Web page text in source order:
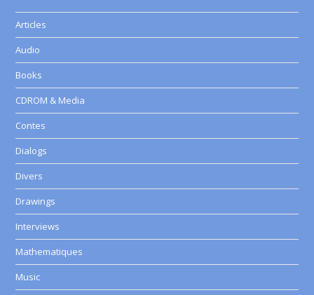
Articles
Audio
Books
CDROM & Media
Contes
Dialogs
Divers
Drawings
Interviews
Mathematiques
Music